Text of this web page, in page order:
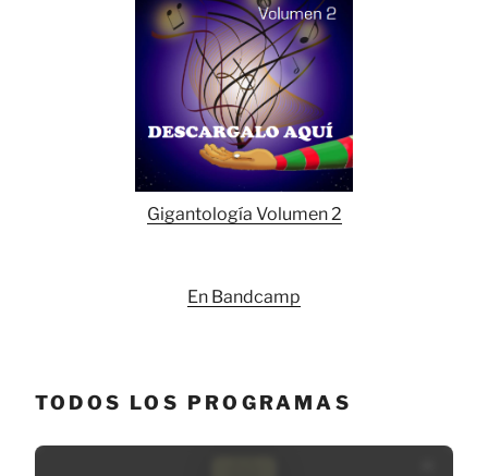
Gigantología Volumen 2
En Bandcamp
TODOS LOS PROGRAMAS